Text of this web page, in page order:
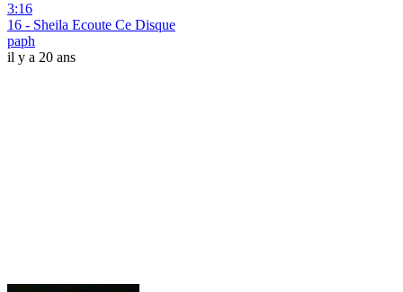
3:16
16 - Sheila Ecoute Ce Disque
paph
il y a 20 ans